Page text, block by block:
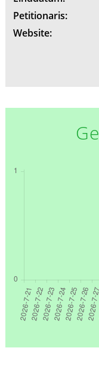
Petitionaris:
Website: